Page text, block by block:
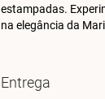
estampadas.
na elegância da
Entrega